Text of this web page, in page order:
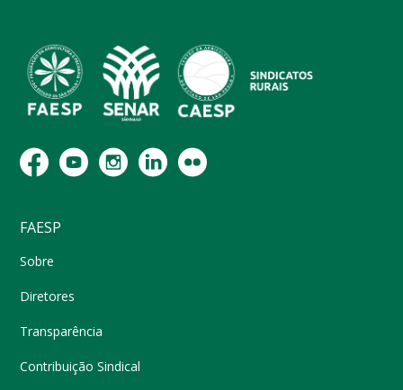
FAESP
Sobre
Diretores
Transparência
Contribuição Sindical